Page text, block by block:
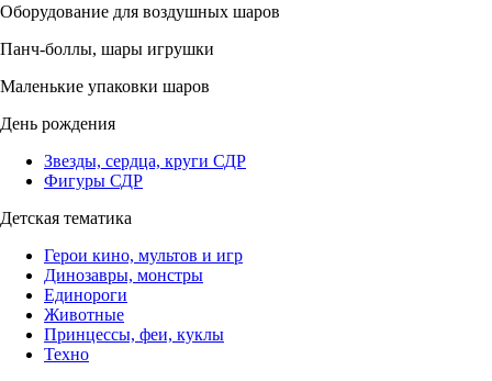
Оборудование для воздушных шаров
Панч-боллы, шары игрушки
Маленькие упаковки шаров
День рождения
Звезды, сердца, круги СДР
Фигуры СДР
Детская тематика
Герои кино, мультов и игр
Динозавры, монстры
Единороги
Животные
Принцессы, феи, куклы
Техно